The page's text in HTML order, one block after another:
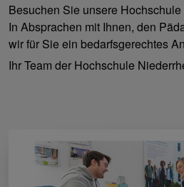
Besuchen Sie unsere
In Absprachen mit Ihnen, den
wir für Sie ein bedarfsgerechtes
Ihr Team der Hochschule